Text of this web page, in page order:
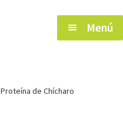
Menú
Proteína de Chícharo